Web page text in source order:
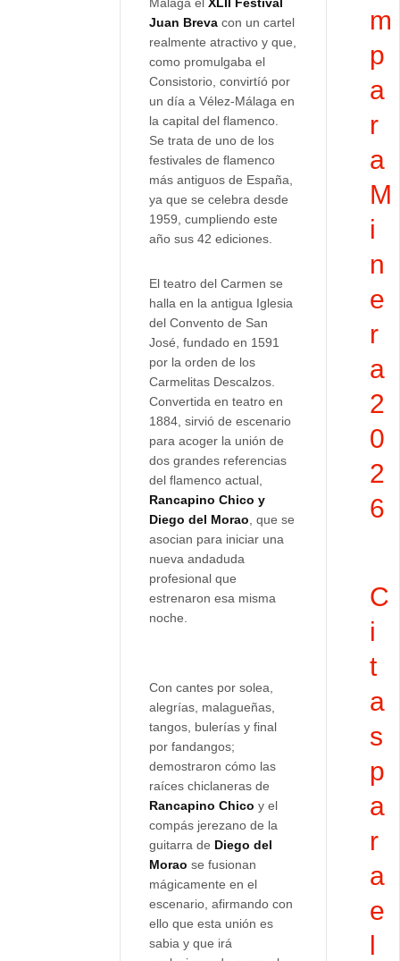
Juan Breva con un cartel
realmente atractivo y que,
como promulgaba el
Consistorio, convirtíó por
un día a Vélez-Málaga en
la capital del flamenco.
Se trata de uno de los
festivales de flamenco
más antiguos de España,
ya que se celebra desde
1959, cumpliendo este
año sus 42 ediciones.
El teatro del Carmen se
halla en la antigua Iglesia
del Convento de San
José, fundado en 1591
por la orden de los
Carmelitas Descalzos.
Convertida en teatro en
1884, sirvió de escenario
para acoger la unión de
dos grandes referencias
del flamenco actual,
Rancapino Chico y
Diego del Morao , que se
asocian para iniciar una
nueva andaduda
profesional que
estrenaron esa misma
noche.
Con cantes por solea,
alegrías, malagueñas,
tangos, bulerías y final
por fandangos;
demostraron cómo las
raíces chiclaneras de
Rancapino Chico y el
compás jerezano de la
guitarra de Diego del
Morao se fusionan
mágicamente en el
escenario, afirmando con
ello que esta unión es
sabia y que irá
m
p
a
r
a
M
i
n
e
r
a
2
0
2
6
C
i
t
a
s
p
a
r
a
e
l